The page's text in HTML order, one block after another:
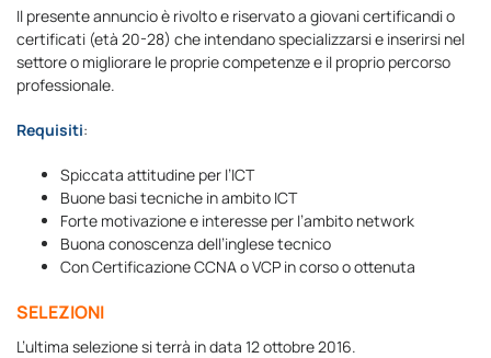
Il presente annuncio è rivolto e riservato a giovani certificandi o
certificati (età 20-28) che intendano specializzarsi e inserirsi nel
settore o migliorare le proprie competenze e il proprio percorso
professionale.
Requisiti:
Spiccata attitudine per l’ICT
Buone basi tecniche in ambito ICT
Forte motivazione e interesse per l’ambito network
Buona conoscenza dell’inglese tecnico
Con Certificazione CCNA o VCP in corso o ottenuta
SELEZIONI
L’ultima selezione si terrà in data 12 ottobre 2016.